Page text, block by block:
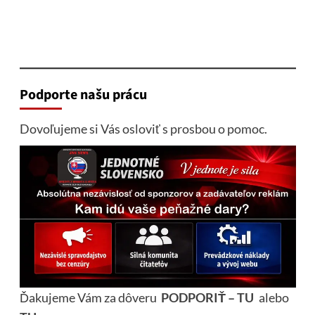
Podporte našu prácu
Dovoľujeme si Vás osloviť s prosbou o pomoc.
Ďakujeme Vám za dôveru PODPORIŤ – TU alebo